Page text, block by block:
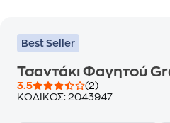
Best Seller
Τσαντάκι Φαγητού
3.5
(2)
ΚΩΔΙΚΟΣ: 2043947